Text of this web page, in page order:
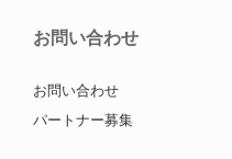
お問い合わせ
お問い合わせ
パートナー募集